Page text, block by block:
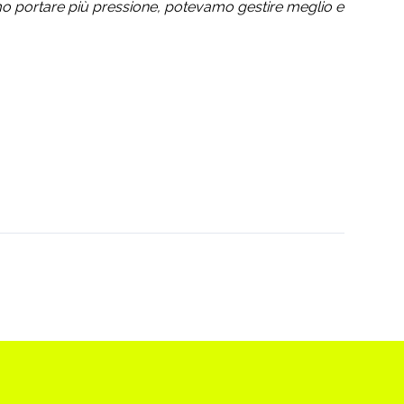
portare più pressione, potevamo gestire meglio e